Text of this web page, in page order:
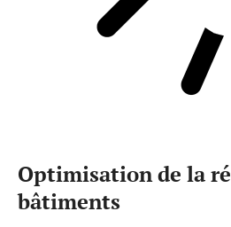
Optimisation de la
bâtiments